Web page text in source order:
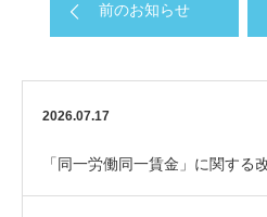
前のお知らせ
2026.07.17
「同一労働同一賃金」に関する